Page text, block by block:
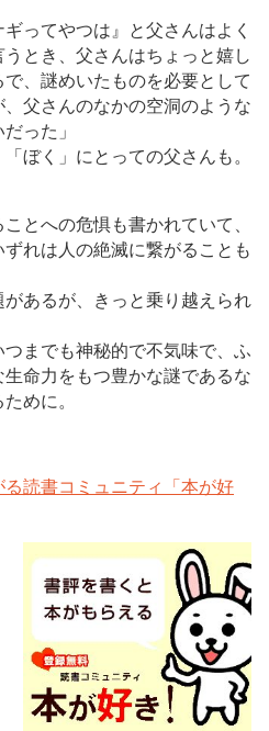
ってやつは』と父さんはよく
とき、父さんはちょっと嬉し
、謎めいたものを必要として
父さんのなかの空洞のような
った」
ぼく」にとっての父さんも。
とへの危惧も書かれていて、
れは人の絶滅に繋がることも
あるが、きっと乗り越えられ
までも神秘的で不気味で、ふ
命力をもつ豊かな謎であるな
めに。
読書コミュニティ「本が好